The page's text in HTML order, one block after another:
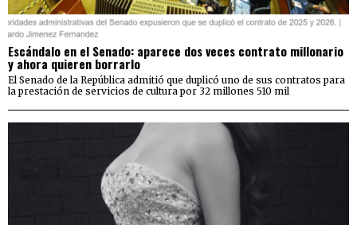
Escándalo en el Senado: aparece dos veces contrato millonario
y ahora quieren borrarlo
El Senado de la República admitió que duplicó uno de sus contratos para
la prestación de servicios de cultura por 32 millones 510 mil